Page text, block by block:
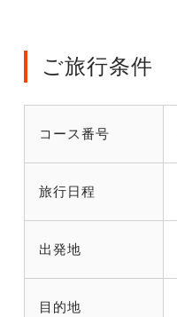
ご旅行条件
コース番号
旅行日程
出発地
目的地